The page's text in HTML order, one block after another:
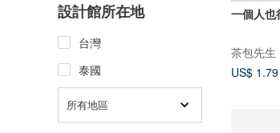
設計館所在地
台灣
泰國
所有地區
一個人也
茶包先生
US$ 1.79